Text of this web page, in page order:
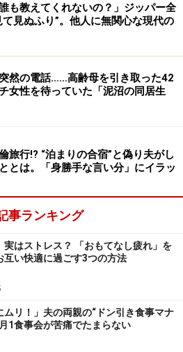
にはすでに辞めていたというの
してもう少し前に言ってくれな
ンに話してくれれば、今の家計
のに、と。すると夫は『きみは
が大事なのか』と小声でつぶや
。経済的基盤がなければ、二人
ない。私たちにとって、今、最
どものことでしょうとアミさん
ていたアミさんだが、子どもが
しかないと思い直して、詳しく
。自分の人生を考えると、精神
誰も教えてくれないの？」ジッパー全
て見ぬふり”。他人に無関心な現代の
然の電話……高齢母を引き取った42
女性を待っていた「泥沼の同居生
旅行!? “泊まりの合宿”と偽り夫がし
とは。「身勝手な言い分」にイラッ
事ランキング
実はストレス？ 「おもてなし疲れ」を
互い快適に過ごす3つの方法
ムリ！」夫の両親の“ドン引き食事マナ
1食事会が苦痛でたまらない